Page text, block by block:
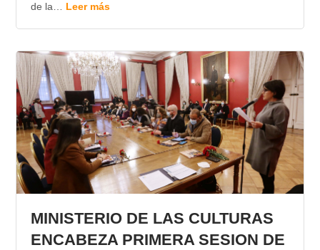
de la… Leer más
MINISTERIO DE LAS CULTURAS
ENCABEZA PRIMERA SESION DE